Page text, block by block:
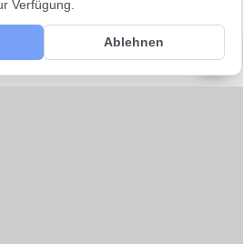
Verfügung.
Ablehnen